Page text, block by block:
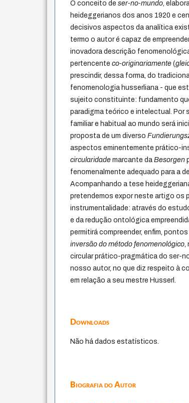
O conceito deser-no-mundo ,
heideggerianos dos anos 1920 e
decisivos aspectos da analítica
termo o autor é capaz de
inovadora descrição
pertencenteco-originariamente (
prescindir, dessa forma, do
fenomenologia husserliana - que
sujeito constituinte: fundamento
paradigma teórico e intelectual. Por
familiar e habitual ao mundo será
proposta de um diverso
aspectos eminentemente prático-
circularidade marcante daBesorgen
fenomenalmente adequado para a
Acompanhando a tese
pretendemos expor neste artigo os
instrumentalidade: através do
e da redução ontológica
permitirá compreender, enfim,
inversão do método fenomenológico
circular prático-pragmática do ser-
nosso autor, no que diz respeito à
em relação a seu mestre Husserl.
Downloads
Não há dados estatísticos.
Biografia do Autor